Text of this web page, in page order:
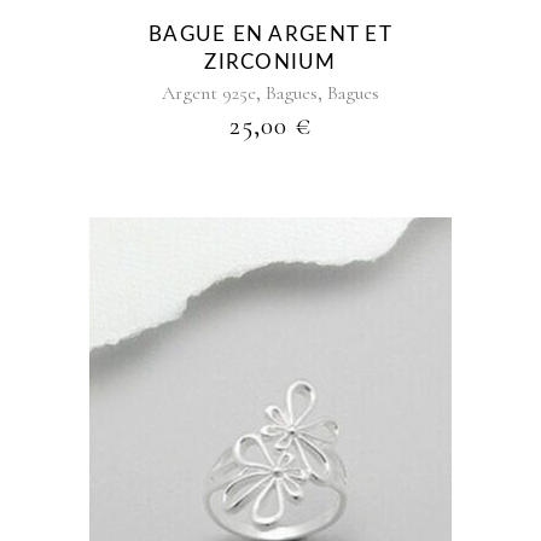
choisies
sur
la
page
BAGUE EN ARGENT ET
ZIRCONIUM
Argent 925e, Bagues, Bagues
25,00 €
Ce
produit
a
plusieurs
variations.
Les